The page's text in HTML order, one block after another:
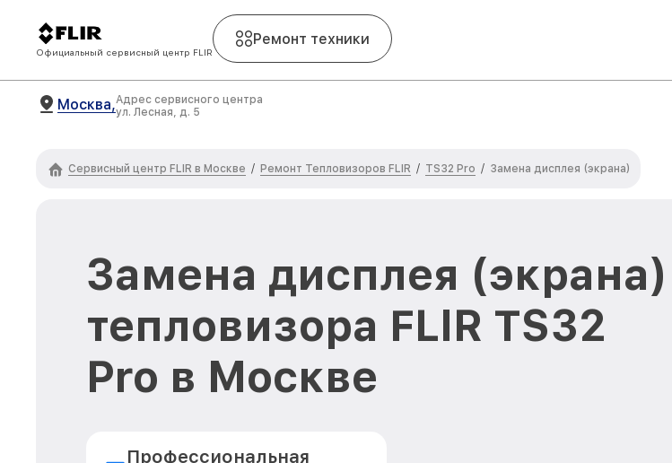
Официальный сервисный центр FLIR
Ремонт техники
Москва,Адрес сервисного центра
ул. Лесная, д. 5
Сервисный центр FLIR в Москве / Ремонт Тепловизоров FLIR / TS32 Pro / Замена дисплея (экрана)
Замена дисплея (экрана)
тепловизора FLIR TS32
Pro в Москве
Профессиональная